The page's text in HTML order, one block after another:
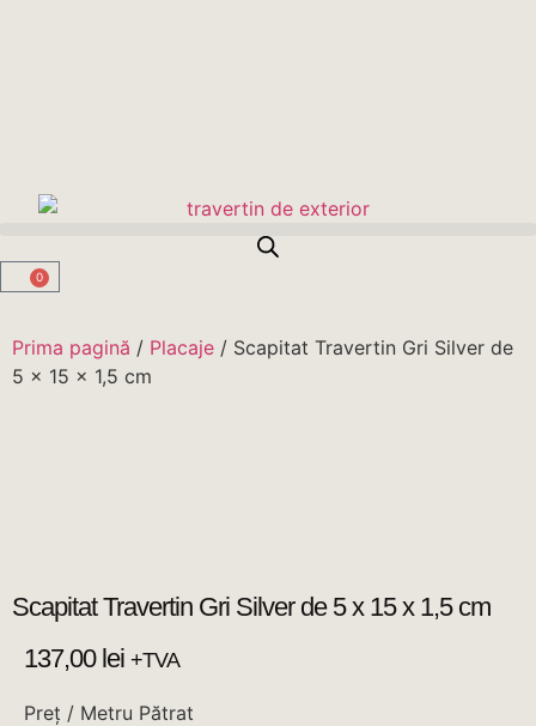
0
Prima pagină / Placaje / Scapitat Travertin Gri Silver de
5 x 15 x 1,5 cm
Scapitat Travertin Gri Silver de 5 x 15 x 1,5 cm
137,00 lei +TVA
Preț / Metru Pătrat